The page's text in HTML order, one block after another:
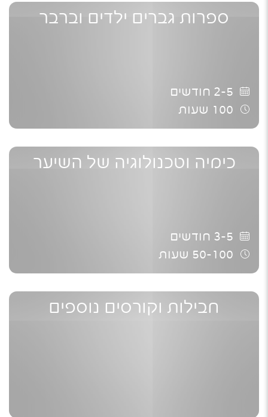
ספרות גברים ילדים וברבר
2-5 חודשים
100 שעות
כימיה וטכנולוגיה של השיער
3-5 חודשים
50-100 שעות
חבילות וקורסים נוספים